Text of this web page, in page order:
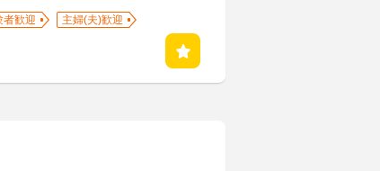
者歓迎
主婦(夫)歓迎